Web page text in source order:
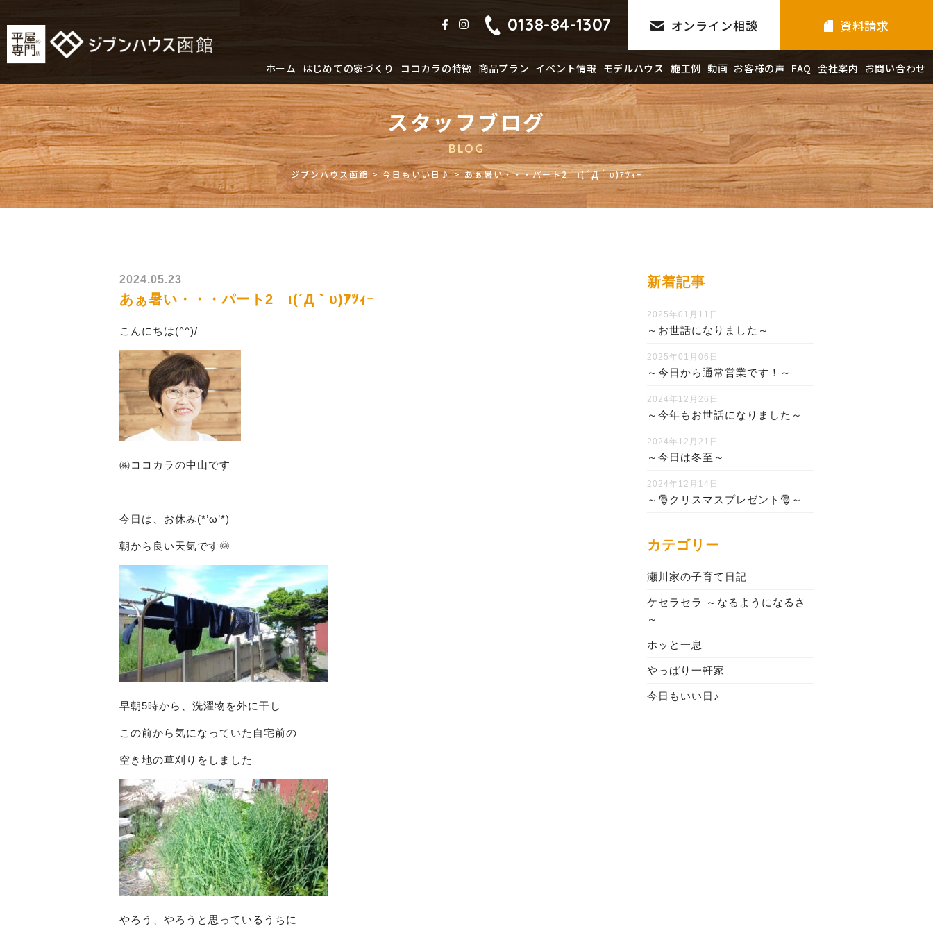
0138-84-1307 オンライン相談 資料請求
ホーム はじめての家づくり ココカラの特徴 商品プラン イベント情報 モデルハウス 施工例 動画 お客様の声 FAQ 会社案内 お問い合わせ
スタッフブログ
BLOG
ジブンハウス函館 > 今日もいい日♪>あぁ暑い・・・パート2 ι(´Д｀υ)ｱﾂｨｰ
2024.05.23
あぁ暑い・・・パート2 ι(´Д｀υ)ｱﾂｨｰ
こんにちは(^^)/
㈱ココカラの中山です
今日は、お休み(*’ω’*)
朝から良い天気です🌞
早朝5時から、洗濯物を外に干し
この前から気になっていた自宅前の
空き地の草刈りをしました
やろう、やろうと思っているうちに
新着記事
2025年01月11日
～お世話になりました～
2025年01月06日
～今日から通常営業です！～
2024年12月26日
～今年もお世話になりました～
2024年12月21日
～今日は冬至～
2024年12月14日
～🎅クリスマスプレゼント🎅～
カテゴリー
瀬川家の子育て日記
ケセラセラ ～なるようになるさ
～
ホッと一息
やっぱり一軒家
今日もいい日♪